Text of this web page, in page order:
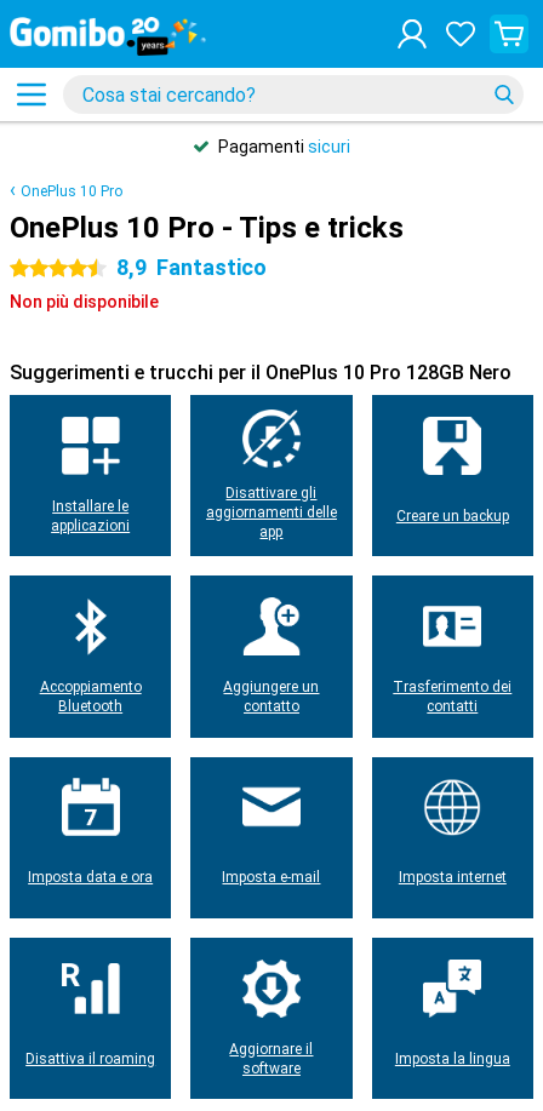
Pagamenti sicuri
OnePlus 10 Pro
OnePlus 10 Pro - Tips e tricks
4.5 stelle 8,9 Fantastico
Non più disponibile
Suggerimenti e trucchi per il OnePlus 10 Pro 128GB Nero
Installare le
applicazioni
Disattivare gli
aggiornamenti delle
app
Creare un backup
Accoppiamento
Bluetooth
Aggiungere un
contatto
Trasferimento dei
contatti
Imposta data e ora Imposta e-mail Imposta internet
Disattiva il roaming
Aggiornare il
software
Imposta la lingua